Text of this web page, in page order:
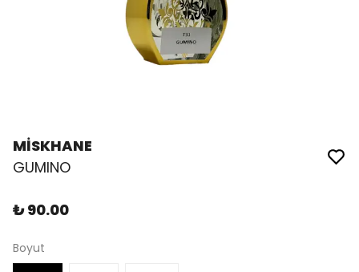
MİSKHANE
GUMINO
₺ 90.00
Boyut